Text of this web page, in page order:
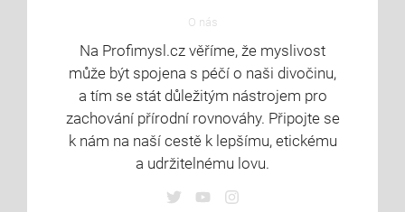
O nás
Na Profimysl.cz věříme, že myslivost
může být spojena s péčí o naši divočinu,
a tím se stát důležitým nástrojem pro
zachování přírodní rovnováhy. Připojte se
k nám na naší cestě k lepšímu, etickému
a udržitelnému lovu.